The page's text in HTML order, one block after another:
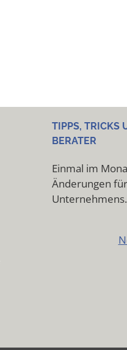
TIPPS, TRICKS
BERATER
Einmal im
Änderungen
Unternehmens.